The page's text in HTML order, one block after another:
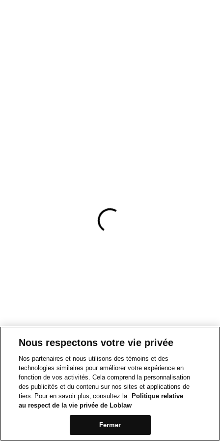
Nous respectons votre vie privée
Nos partenaires et nous utilisons des témoins et des
technologies similaires pour améliorer votre expérience en
fonction de vos activités. Cela comprend la personnalisation
des publicités et du contenu sur nos sites et applications de
tiers. Pour en savoir plus, consultez la
Politique relative
au respect de la vie privée de Loblaw
Fermer